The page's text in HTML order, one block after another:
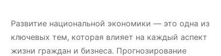
Развитие национальной экономики — это одна из
ключевых тем, которая влияет на каждый аспект
жизни граждан и бизнеса. Прогнозирование